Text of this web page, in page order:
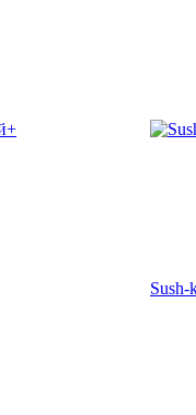
Sush-